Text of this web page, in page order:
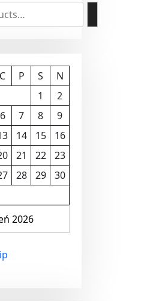
2026
C P S
N
1
2
6 7 8
9
14 15
16
21 22
23
28 29
30